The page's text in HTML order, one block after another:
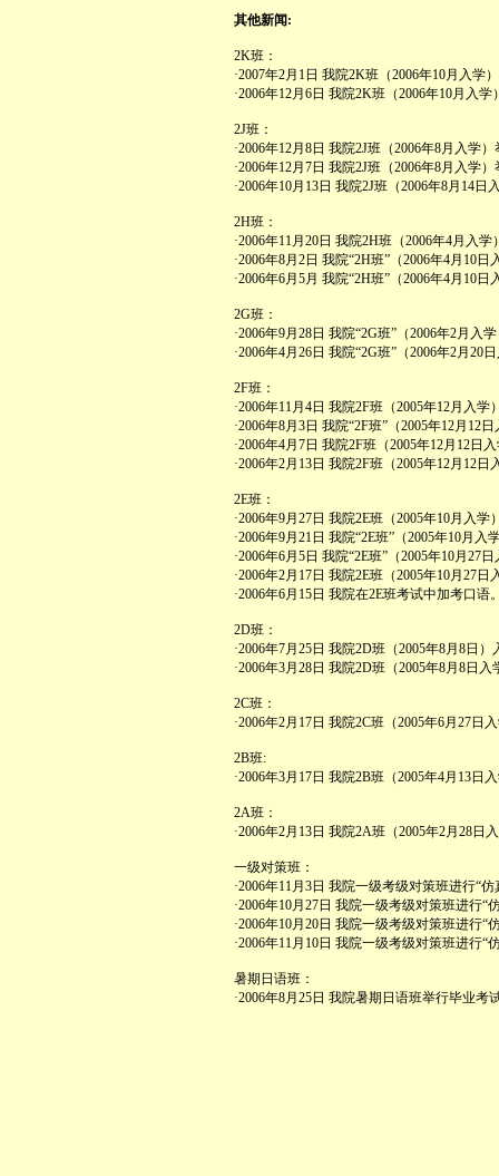
其他新闻:
2K班：
·2007年2月1日 我院2K班（2006年10月入学
·2006年12月6日 我院2K班（2006年10月入
2J班：
·2006年12月8日 我院2J班（2006年8月入学
·2006年12月7日 我院2J班（2006年8月入学
·2006年10月13日 我院2J班（2006年8月14
2H班：
·2006年11月20日 我院2H班（2006年4月入
·2006年8月2日 我院“2H班”（2006年4月10
·2006年6月5月 我院“2H班”（2006年4月10
2G班：
·2006年9月28日 我院“2G班”（2006年2月入
·2006年4月26日 我院“2G班”（2006年2月
2F班：
·2006年11月4日 我院2F班（2005年12月入
·2006年8月3日 我院“2F班”（2005年12月12
·2006年4月7日 我院2F班（2005年12月12日
·2006年2月13日 我院2F班（2005年12月12
2E班：
·2006年9月27日 我院2E班（2005年10月入
·2006年9月21日 我院“2E班”（2005年10月
·2006年6月5日 我院“2E班”（2005年10月27
·2006年2月17日 我院2E班（2005年10月27
·2006年6月15日 我院在2E班考试中加考口语
2D班：
·2006年7月25日 我院2D班（2005年8月8日
·2006年3月28日 我院2D班（2005年8月8日
2C班：
·2006年2月17日 我院2C班（2005年6月27日
2B班:
·2006年3月17日 我院2B班（2005年4月13日
2A班：
·2006年2月13日 我院2A班（2005年2月28日
一级对策班：
·2006年11月3日 我院一级考级对策班进行“
·2006年10月27日 我院一级考级对策班进行“
·2006年10月20日 我院一级考级对策班进行“
·2006年11月10日 我院一级考级对策班进行“
暑期日语班：
·2006年8月25日 我院暑期日语班举行毕业考